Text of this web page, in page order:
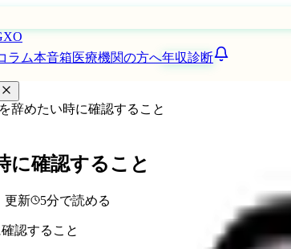
ラム本音箱医療機関の方へ年収診断
辞めたい時に確認すること
に確認すること
更新 5分で読める